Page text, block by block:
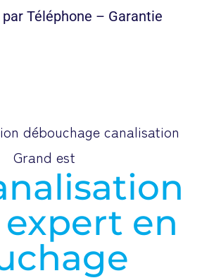
Téléphone – Garantie
en